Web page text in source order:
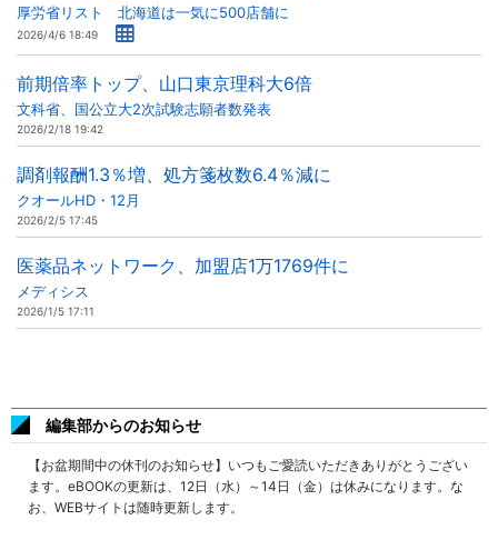
厚労省リスト 北海道は一気に500店舗に
2026/4/6 18:49
前期倍率トップ、山口東京理科大6倍
文科省、国公立大2次試験志願者数発表
2026/2/18 19:42
調剤報酬1.3％増、処方箋枚数6.4％減に
クオールHD・12月
2026/2/5 17:45
医薬品ネットワーク、加盟店1万1769件に
メディシス
2026/1/5 17:11
編集部からのお知らせ
【お盆期間中の休刊のお知らせ】いつもご愛読いただきありがとうござい
ます。eBOOKの更新は、12日（水）～14日（金）は休みになります。な
お、WEBサイトは随時更新します。